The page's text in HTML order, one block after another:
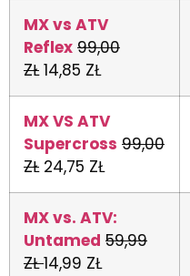
MX vs ATV
Reflex 99,00
ZŁ14,85 ZŁ
MX VS ATV
Supercross 99,00
ZŁ 24,75 ZŁ
MX vs. ATV:
Untamed 59,99
ZŁ14,99 ZŁ